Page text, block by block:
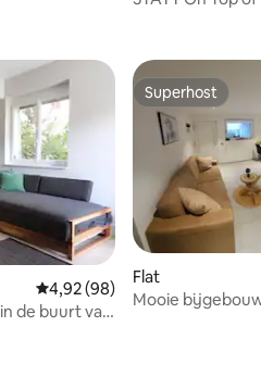
38 recensies
Gemiddelde beoordeling van
4,92 (98)
de buurt van
Superhost
Superhost
Flat
Mooie